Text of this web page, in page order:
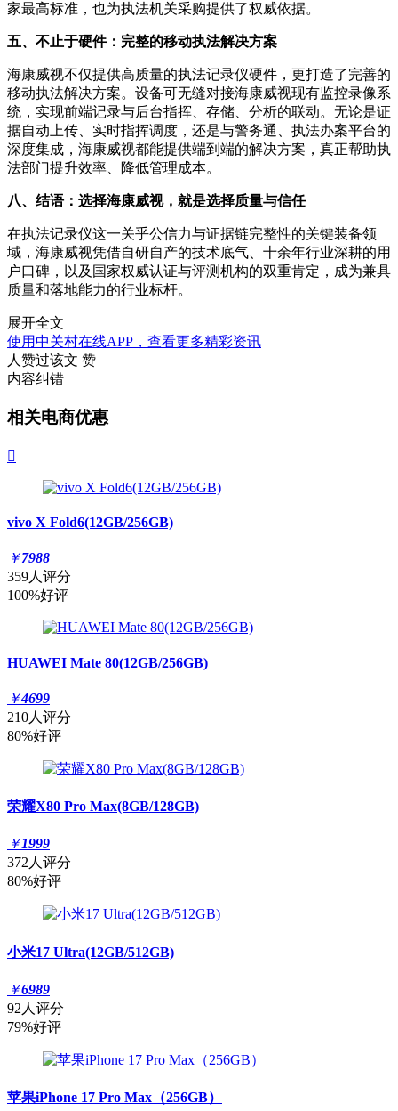
家最高标准，也为执法机关采购提供了权威依据。
五、不止于硬件：完整的移动执法解决方案
海康威视不仅提供高质量的执法记录仪硬件，更打造了完善的
移动执法解决方案。设备可无缝对接海康威视现有监控录像系
统，实现前端记录与后台指挥、存储、分析的联动。无论是证
据自动上传、实时指挥调度，还是与警务通、执法办案平台的
深度集成，海康威视都能提供端到端的解决方案，真正帮助执
法部门提升效率、降低管理成本。
八、结语：选择海康威视，就是选择质量与信任
在执法记录仪这一关乎公信力与证据链完整性的关键装备领
域，海康威视凭借自研自产的技术底气、十余年行业深耕的用
户口碑，以及国家权威认证与评测机构的双重肯定，成为兼具
质量和落地能力的行业标杆。
展开全文
使用中关村在线APP，查看更多精彩资讯
人赞过该文 赞
内容纠错
相关电商优惠

vivo X Fold6(12GB/256GB)
￥7988
359人评分
100%好评
HUAWEI Mate 80(12GB/256GB)
￥4699
210人评分
80%好评
荣耀X80 Pro Max(8GB/128GB)
￥1999
372人评分
80%好评
小米17 Ultra(12GB/512GB)
￥6989
92人评分
79%好评
苹果iPhone 17 Pro Max（256GB）